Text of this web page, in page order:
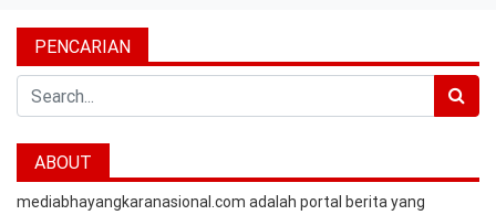
PENCARIAN
Search
ABOUT
mediabhayangkaranasional.com adalah portal berita yang